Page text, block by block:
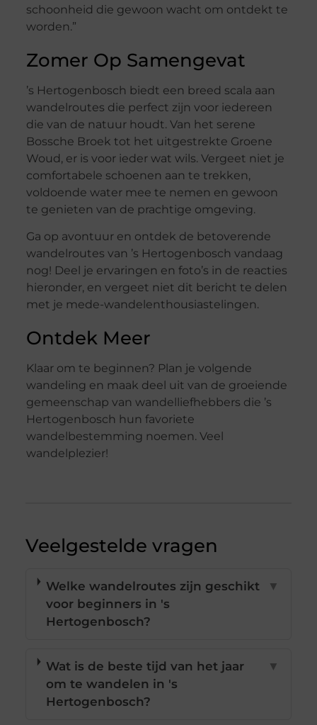
schoonheid die gewoon wacht om ontdekt te
worden.”
Zomer Op Samengevat
’s Hertogenbosch biedt een breed scala aan
wandelroutes die perfect zijn voor iedereen
die van de natuur houdt. Van het serene
Bossche Broek tot het uitgestrekte Groene
Woud, er is voor ieder wat wils. Vergeet niet je
comfortabele schoenen aan te trekken,
voldoende water mee te nemen en gewoon
te genieten van de prachtige omgeving.
Ga op avontuur en ontdek de betoverende
wandelroutes van ’s Hertogenbosch vandaag
nog! Deel je ervaringen en foto’s in de reacties
hieronder, en vergeet niet dit bericht te delen
met je mede-wandelenthousiastelingen.
Ontdek Meer
Klaar om te beginnen? Plan je volgende
wandeling en maak deel uit van de groeiende
gemeenschap van wandelliefhebbers die ’s
Hertogenbosch hun favoriete
wandelbestemming noemen. Veel
wandelplezier!
Veelgestelde vragen
Welke wandelroutes zijn geschikt
voor beginners in 's
Hertogenbosch?
▼
Wat is de beste tijd van het jaar
om te wandelen in 's
Hertogenbosch?
▼